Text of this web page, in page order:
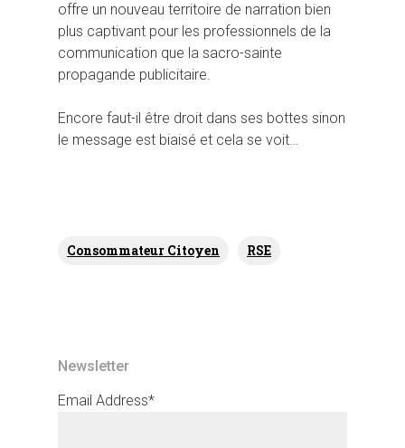
offre un nouveau territoire de narration bien
plus captivant pour les professionnels de la
communication que la sacro-sainte
propagande publicitaire.
Encore faut-il être droit dans ses bottes sinon
le message est biaisé et cela se voit…
Consommateur Citoyen RSE
Newsletter
Email Address*